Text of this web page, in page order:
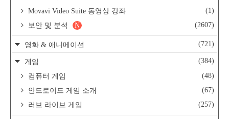
Movavi Video Suite 동영상 강좌
(1)
보안 및 분석
(2607)
N
영화 & 애니메이션 (721)
게임
(384)
컴퓨터 게임
(48)
안드로이드 게임 소개
(67)
러브 라이브 게임
(257)